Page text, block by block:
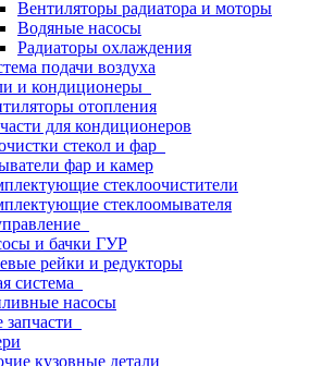
Вентиляторы радиатора и моторы
Водяные насосы
Радиаторы охлаждения
подачи воздуха
и кондиционеры
отопления
для кондиционеров
стекол и фар
фар и камер
стеклоочистители
стеклоомывателя
и бачки ГУР
рейки и редукторы
система
насосы
кузовные детали